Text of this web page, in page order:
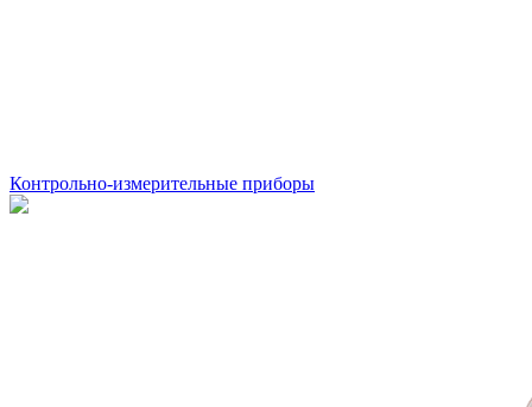
Контрольно-измерительные приборы